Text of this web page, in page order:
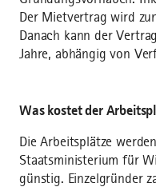
Der Mietvertrag wird
Danach kann der
Jahre, abhängig von
Was kostet der
Die Arbeitsplätze
Staatsministerium für
günstig. Einzelgründer